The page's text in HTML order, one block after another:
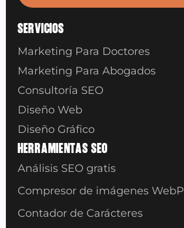
SERVICIOS
Marketing Para Doctores
Marketing Para Abogados
Consultoría SEO
Diseño Web
Diseño Gráfico
HERRAMIENTAS SEO
Análisis SEO gratis
Compresor de imágenes WebP
Contador de Carácteres